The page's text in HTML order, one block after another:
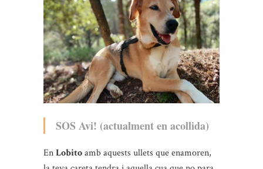
SOS Avi! (actualment en acollida)
EnLobitoamb aquests ullets que enamoren,